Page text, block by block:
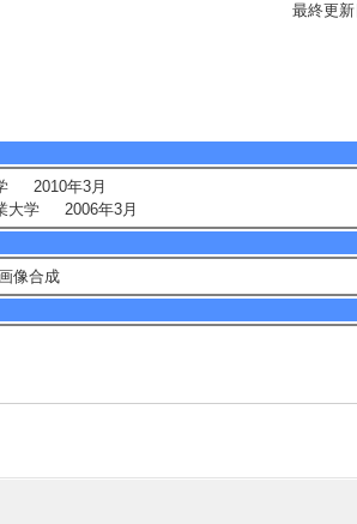
最終更
2010年3月
大学 2006年3月
像合成